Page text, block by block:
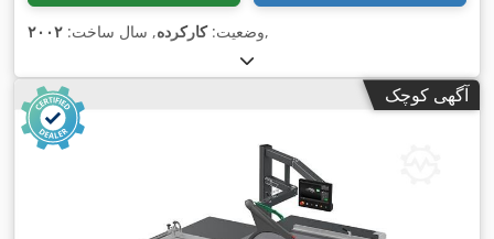
وضعیت:کارکرده, سال ساخت: ۲۰۰۲ ,
آگهی کوچک